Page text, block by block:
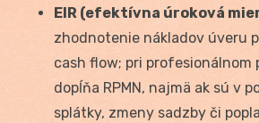
EIR (efektívna úroková
zhodnotenie nákladov úveru
cash flow; pri profesionálnom
dopĺňa RPMN, najmä ak sú v
splátky, zmeny sadzby či